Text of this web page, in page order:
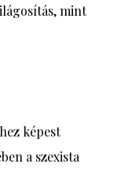
mint
képest
a szexista